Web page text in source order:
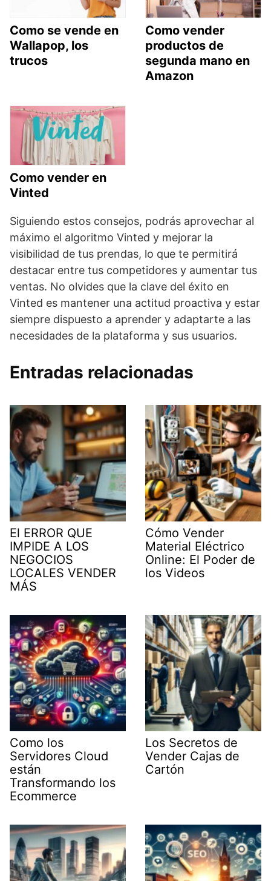
Como se vende en
Wallapop, los
trucos
Como vender
productos de
segunda mano en
Amazon
Como vender en
Vinted
Siguiendo estos consejos, podrás aprovechar al
máximo el algoritmo Vinted y mejorar la
visibilidad de tus prendas, lo que te permitirá
destacar entre tus competidores y aumentar tus
ventas. No olvides que la clave del éxito en
Vinted es mantener una actitud proactiva y estar
siempre dispuesto a aprender y adaptarte a las
necesidades de la plataforma y sus usuarios.
Entradas relacionadas
El ERROR QUE
IMPIDE A LOS
NEGOCIOS
LOCALES VENDER
MÁS
Cómo Vender
Material Eléctrico
Online: El Poder de
los Videos
Como los
Servidores Cloud
están
Transformando los
Ecommerce
Los Secretos de
Vender Cajas de
Cartón